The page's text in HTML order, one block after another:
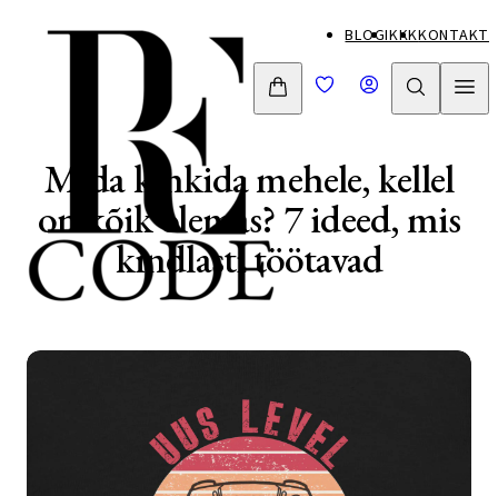
BLOGIKKKKONTAKT
Mida kinkida mehele, kellel
on kõik olemas? 7 ideed, mis
kindlasti töötavad